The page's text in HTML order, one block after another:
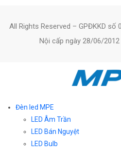
All Rights Reserved – GPĐKKD số
Nội cấp ngày 28/06/
Đèn led MPE
LED Âm Trần
LED Bán Nguyệt
LED Bulb